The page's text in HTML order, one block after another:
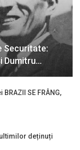
Securitate:
Dumitru…
SE FRÂNG,
deținuți